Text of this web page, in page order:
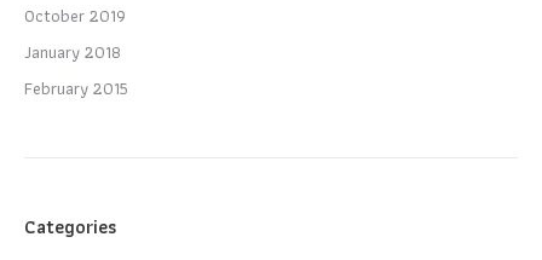
October 2019
January 2018
February 2015
Categories